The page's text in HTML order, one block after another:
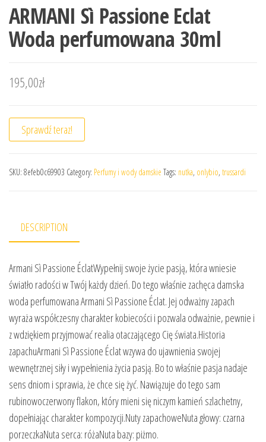
ARMANI Sì Passione Eclat
Woda perfumowana 30ml
195,00zł
Sprawdź teraz!
SKU: 8efeb0c69903 Category: Perfumy i wody damskie Tags: nutka, onlybio, trussardi
DESCRIPTION
Armani Sì Passione ÉclatWypełnij swoje życie pasją, która wniesie
światło radości w Twój każdy dzień. Do tego właśnie zachęca damska
woda perfumowana Armani Sì Passione Éclat. Jej odważny zapach
wyraża współczesny charakter kobiecości i pozwala odważnie, pewnie i
z wdziękiem przyjmować realia otaczającego Cię świata.Historia
zapachuArmani Sì Passione Éclat wzywa do ujawnienia swojej
wewnętrznej siły i wypełnienia życia pasją. Bo to właśnie pasja nadaje
sens dniom i sprawia, że chce się żyć. Nawiązuje do tego sam
rubinowoczerwony flakon, który mieni się niczym kamień szlachetny,
dopełniając charakter kompozycji.Nuty zapachoweNuta głowy: czarna
porzeczkaNuta serca: różaNuta bazy: piżmo.